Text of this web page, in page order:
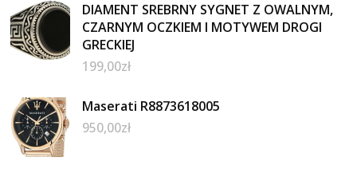
DIAMENT SREBRNY SYGNET Z OWALNYM,
CZARNYM OCZKIEM I MOTYWEM DROGI
GRECKIEJ
199,00zł
Maserati R8873618005
950,00zł